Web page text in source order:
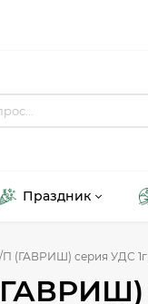
Праздник
(ГАВРИШ) серия УДС